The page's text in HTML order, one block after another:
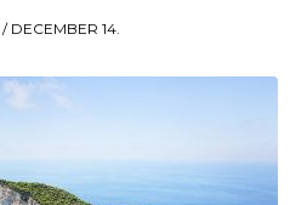
/ DECEMBER 14.